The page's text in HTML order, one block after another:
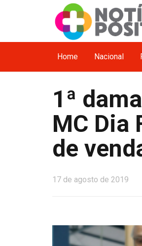
Home Nacional
1ª
MC Dia
de
17 de agosto de 2019